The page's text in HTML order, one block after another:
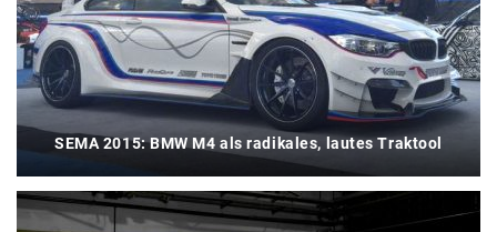
SEMA 2015: BMW M4 als radikales, lautes Traktool